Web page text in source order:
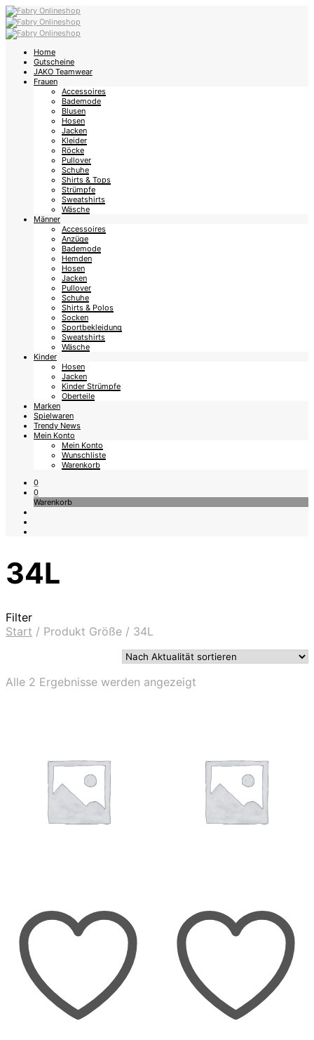
Home
Gutscheine
JAKO Teamwear
Frauen
Accessoires
Bademode
Blusen
Hosen
Jacken
Kleider
Röcke
Pullover
Schuhe
Shirts & Tops
Strümpfe
Sweatshirts
Wäsche
Männer
Accessoires
Anzüge
Bademode
Hemden
Hosen
Jacken
Pullover
Schuhe
Shirts & Polos
Socken
Sportbekleidung
Sweatshirts
Wäsche
Kinder
Hosen
Jacken
Kinder Strümpfe
Oberteile
Marken
Spielwaren
Trendy News
Mein Konto
Mein Konto
Wunschliste
Warenkorb
0
0
Warenkorb
34L
Filter
Start / Produkt Größe / 34L
Alle 2 Ergebnisse werden angezeigt